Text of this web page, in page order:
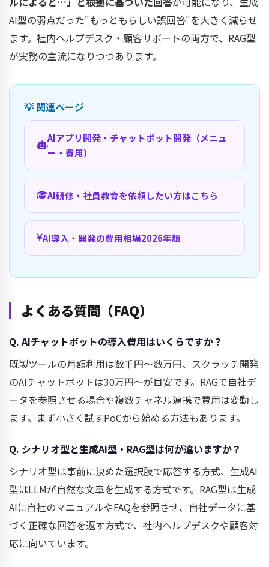
AI型の弱点だった"もっともらしい誤回答"を大きく減らせ
ます。社内ヘルプデスク・顧客サポートの両方で、RAG型
が実務の主流になりつつあります。
💡 関連ページ
AIアプリ開発・チャットボット開発（メニュ
ー・費用）
AI研修・社員教育を依頼したい方はこちら
AI導入・開発の費用相場2026年版
よくある質問（FAQ）
Q. AIチャットボットの導入費用はいくらですか？
既製ツールの月額利用は数千円〜数万円、スクラッチ開発
のAIチャットボットは30万円〜が目安です。RAGで自社デ
ータを参照させる場合や複数チャネル連携で費用は変動し
ます。まず小さく試すPoCから始める方法もあります。
Q. シナリオ型と生成AI型・RAG型は何が違いますか？
シナリオ型は事前に決めた選択肢で応答する方式、生成AI
型はLLMが自然な文章を生成する方式です。RAG型は生成
AIに自社のマニュアルやFAQを参照させ、自社データに基
づく正確な回答を返す方式で、社内ヘルプデスクや顧客対
応に向いています。